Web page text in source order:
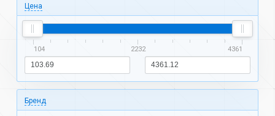
Цена
104 2232 4361
Бренд